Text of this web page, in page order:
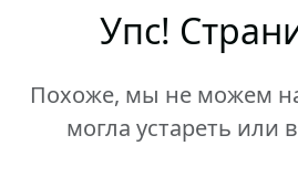
Упс!
Похоже, мы не можем
могла устареть или